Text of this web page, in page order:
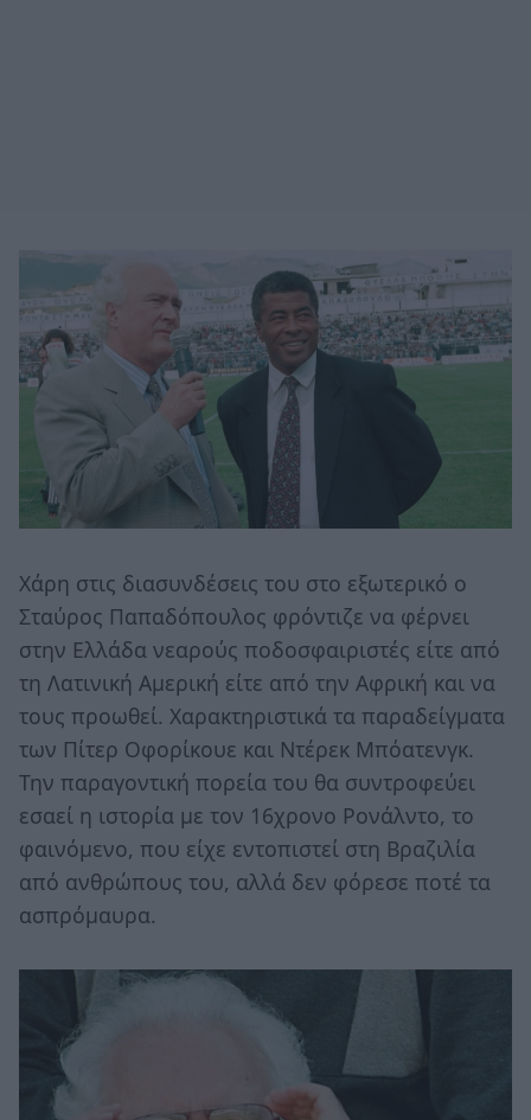
Χάρη στις διασυνδέσεις του στο εξωτερικό ο
Σταύρος Παπαδόπουλος φρόντιζε να φέρνει
στην Ελλάδα νεαρούς ποδοσφαιριστές είτε από
τη Λατινική Αμερική είτε από την Αφρική και να
τους προωθεί. Χαρακτηριστικά τα παραδείγματα
των Πίτερ Οφορίκουε και Ντέρεκ Μπόατενγκ.
Την παραγοντική πορεία του θα συντροφεύει
εσαεί η ιστορία με τον 16χρονο Ρονάλντο, το
φαινόμενο, που είχε εντοπιστεί στη Βραζιλία
από ανθρώπους του, αλλά δεν φόρεσε ποτέ τα
ασπρόμαυρα.